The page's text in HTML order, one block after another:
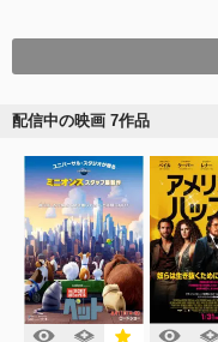
配信中の映画 7作品